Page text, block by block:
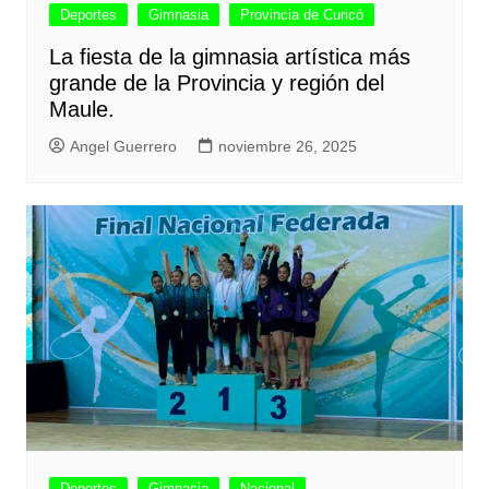
Deportes Gimnasia Provincia de Curicó
La fiesta de la gimnasia artística más
grande de la Provincia y región del
Maule.
Angel Guerrero noviembre 26, 2025